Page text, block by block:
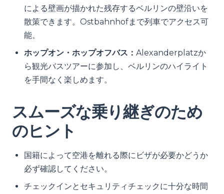
による壁画が描かれた残存するベルリンの壁沿いを
散策できます。Ostbahnhofまで列車でアクセス可
能。
ホップオン・ホップオフバス： Alexanderplatzか
ら観光バスツアーに参加し、ベルリンのハイライト
を手間なく楽しめます。
スムーズな乗り継ぎのため
のヒント
国籍によって空港を離れる際にビザが必要かどうか
必ず確認してください。
チェックインとセキュリティチェックに十分な時間